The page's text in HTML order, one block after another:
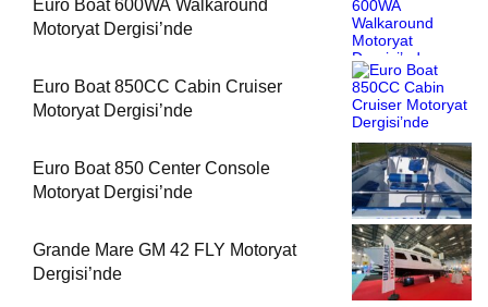
Euro Boat 600WA Walkaround
Motoryat Dergisi’nde
Euro Boat 850CC Cabin Cruiser
Motoryat Dergisi’nde
Euro Boat 850 Center Console
Motoryat Dergisi’nde
Grande Mare GM 42 FLY Motoryat
Dergisi’nde